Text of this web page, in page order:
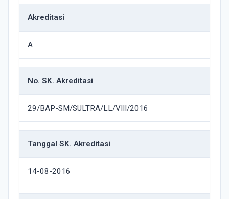
Akreditasi
A
No. SK. Akreditasi
29/BAP-SM/SULTRA/LL/VIII/2016
Tanggal SK. Akreditasi
14-08-2016